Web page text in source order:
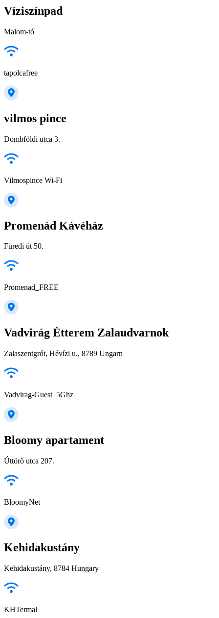
Víziszínpad
Malom-tó
tapolcafree
vilmos pince
Dombföldi utca 3.
Vilmospince Wi-Fi
Promenád Kávéház
Füredi út 50.
Promenad_FREE
Vadvirág Étterem Zalaudvarnok
Zalaszentgrót, Hévízi u., 8789 Ungarn
Vadvirag-Guest_5Ghz
Bloomy apartament
Úttörő utca 207.
BloomyNet
Kehidakustány
Kehidakustány, 8784 Hungary
KHTermal